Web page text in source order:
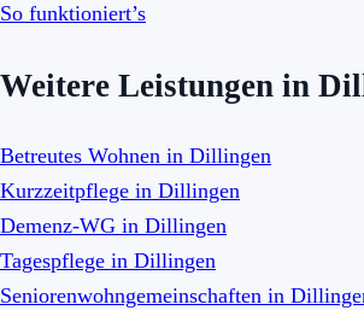
So funktioniert’s
Weitere Leistungen in
Betreutes Wohnen in Dillingen
Kurzzeitpflege in Dillingen
Demenz-WG in Dillingen
Tagespflege in Dillingen
Seniorenwohngemeinschaften in